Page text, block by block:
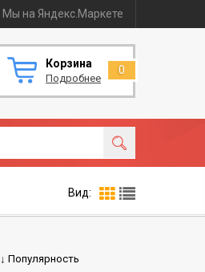
Мы на Яндекс.Маркете
Корзина
Подробнее
0
Вид:
↓ Популярность